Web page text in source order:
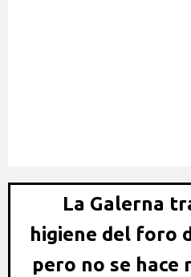
La Galerna
higiene del foro
pero no se hace